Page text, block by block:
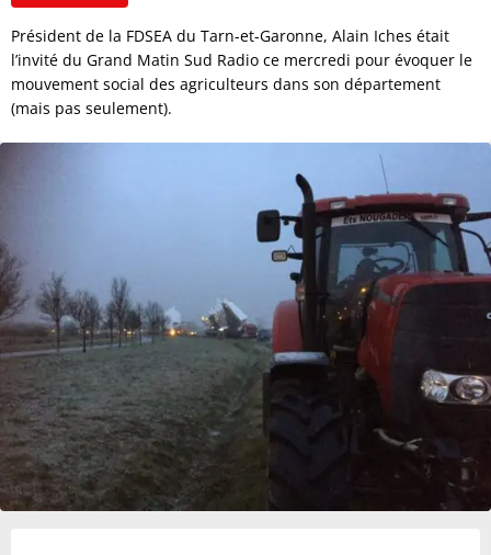
Président de la FDSEA du Tarn-et-Garonne, Alain Iches était
l’invité du Grand Matin Sud Radio ce mercredi pour évoquer le
mouvement social des agriculteurs dans son département
(mais pas seulement).